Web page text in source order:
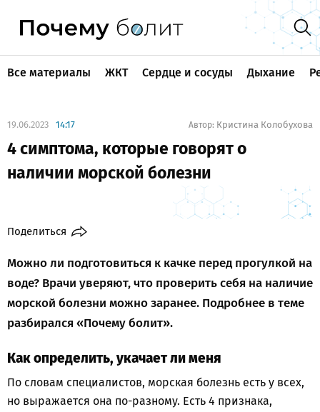
Все материалы ЖКТ Сердце и сосуды Дыхание
19.06.2023 14:17 Автор: Кристина Колобухова
4 симптома, которые говорят о
наличии морской болезни
Поделиться
Можно ли подготовиться к качке перед прогулкой на
воде? Врачи уверяют, что проверить себя на наличие
морской болезни можно заранее. Подробнее в теме
разбирался «Почему болит».
Как определить, укачает ли меня
По словам специалистов, морская болезнь есть у всех,
но выражается она по-разному. Есть 4 признака,